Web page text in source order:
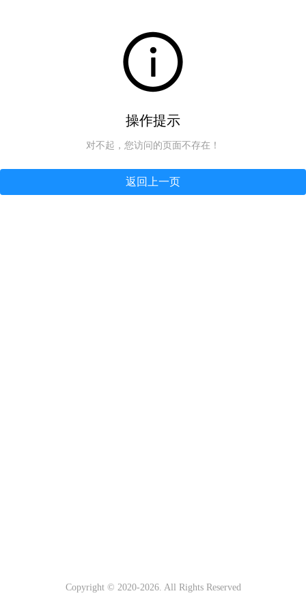
操作提示
对不起，您访问的页面不存在！
返回上一页
Copyright © 2020-2026. All Rights Reserved